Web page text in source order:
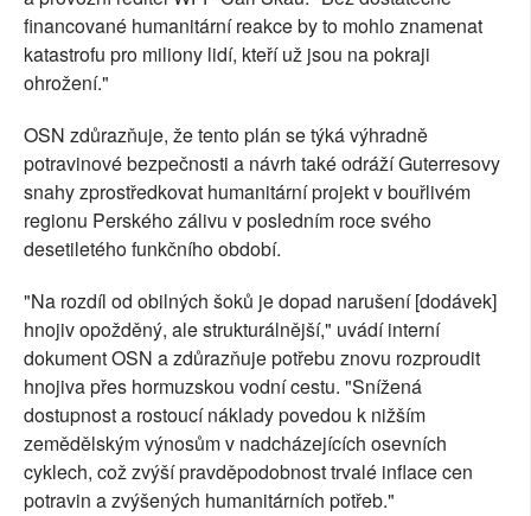
financované humanitární reakce by to mohlo znamenat
katastrofu pro miliony lidí, kteří už jsou na pokraji
ohrožení."
OSN zdůrazňuje, že tento plán se týká výhradně
potravinové bezpečnosti a návrh také odráží Guterresovy
snahy zprostředkovat humanitární projekt v bouřlivém
regionu Perského zálivu v posledním roce svého
desetiletého funkčního období.
"Na rozdíl od obilných šoků je dopad narušení [dodávek]
hnojiv opožděný, ale strukturálnější," uvádí interní
dokument OSN a zdůrazňuje potřebu znovu rozproudit
hnojiva přes hormuzskou vodní cestu. "Snížená
dostupnost a rostoucí náklady povedou k nižším
zemědělským výnosům v nadcházejících osevních
cyklech, což zvýší pravděpodobnost trvalé inflace cen
potravin a zvýšených humanitárních potřeb."